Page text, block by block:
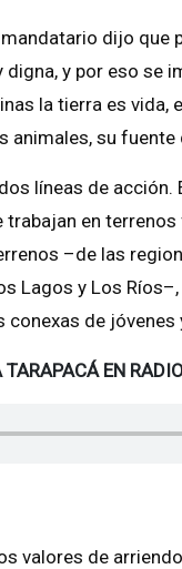
dijo que
digna, y por eso se
la tierra es vida,
animales, su fuente
líneas de
trabajan en
–de las
Lagos y Los
de jóvenes
TARAPACÁ EN
valores de